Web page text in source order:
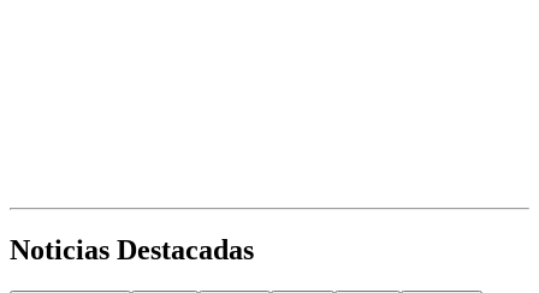
Noticias Destacadas